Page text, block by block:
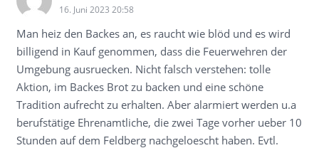
16. Juni 2023 20:58
Man heiz den Backes an, es raucht wie blöd und es wird
billigend in Kauf genommen, dass die Feuerwehren der
Umgebung ausruecken. Nicht falsch verstehen: tolle
Aktion, im Backes Brot zu backen und eine schöne
Tradition aufrecht zu erhalten. Aber alarmiert werden u.a
berufstätige Ehrenamtliche, die zwei Tage vorher ueber 10
Stunden auf dem Feldberg nachgeloescht haben. Evtl.